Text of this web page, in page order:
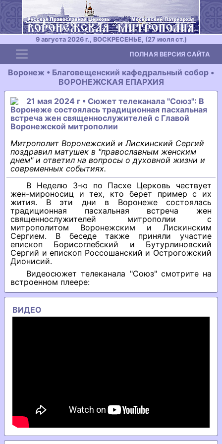
9 августа 2026 г., ВОСКРЕСЕНЬЕ, (27 июля ст.)
Toggle navigation ПОЛНАЯ ВЕРСИЯ САЙТА
Воронеж • Благовещенский кафедральный собор •
ВОРОНЕЖСКАЯ ЕПАРХИЯ
21 мая 2024 г • Сюжет телеканала "Союз": В
Воронеже состоялась традиционная пасхальная
встреча жен священнослужителей с Главой
Воронежской митрополии
Митрополит Воронежский и Лискинский Сергий
поздравил матушек в "православным женским
днем" и ответил на вопросы о духовной жизни и
современных событиях.
В Неделю 3-ю по Пасхе Церковь чествует
жен-мироносиц и тех, кто берет пример с их
жития. В эти дни в Воронеже состоялась
традиционная пасхальная встреча жен
священнослужителей митрополии с
митрополитом Воронежским и Лискинским
Сергием. В беседе также приняли участие
епископ Борисоглебский и Бутурлиновский
Сергий и епископ Россошанский и Острогожский
Дионисий.
Видеосюжет телеканала "Союз" смотрите на
встроенном плеере:
ВИДЕО